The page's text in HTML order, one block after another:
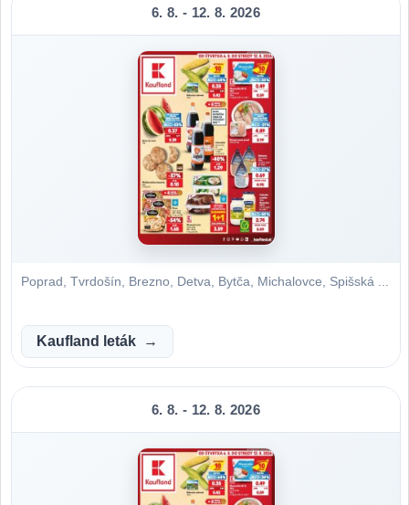
6. 8. - 12. 8. 2026
Poprad, Tvrdošín, Brezno, Detva, Bytča, Michalovce, Spišská ...
Kaufland leták
6. 8. - 12. 8. 2026